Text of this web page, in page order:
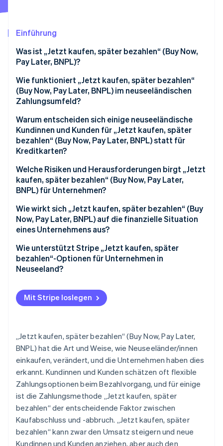
CO₂-Entnahme
Identity
Online-Identitätsprüfung
Stripe-Sessions 2026
Erfahren Sie, wie Stripe Lösungen für die
Einführung
Was ist „Jetzt kaufen, später bezahlen“ (Buy Now,
Pay Later, BNPL)?
Unterschiede zwischen „Jetzt kaufen, später
bezahlen“ (Buy Now, Pay Later, BNPL) und
Kreditkarten
Wie funktioniert „Jetzt kaufen, später bezahlen“
(Buy Now, Pay Later, BNPL) im neuseeländischen
Zahlungsumfeld?
Wie Unternehmen „Jetzt kaufen, später bezahlen“
(Buy Now, Pay Later, BNPL) integrieren
Warum entscheiden sich einige neuseeländische
Kundinnen und Kunden für „Jetzt kaufen, später
bezahlen“ (Buy Now, Pay Later, BNPL) statt für
Kreditkarten?
Welche Risiken und Herausforderungen birgt „Jetzt
kaufen, später bezahlen“ (Buy Now, Pay Later,
BNPL) für Unternehmen?
Höhere Gebühren, geringere Margen
Häufigere, kompliziertere Rückgaben
Abhängigkeit von Drittanbietern
Unvorhersehbare Zahlungen
Wie wirkt sich „Jetzt kaufen, später bezahlen“ (Buy
Now, Pay Later, BNPL) auf die finanzielle Situation
eines Unternehmens aus?
Liquidität
Umsatzwachstum
Liquidität
Wie unterstützt Stripe „Jetzt kaufen, später
bezahlen“-Optionen für Unternehmen in
Neuseeland?
Mehrere „Jetzt kaufen, später bezahlen“-Optionen
durch eine Integration
Vereinheitlichte Berichterstattung und
Auszahlungen
Dynamisches Bezahlvorgangserlebnis
Risikomanagement und Compliance
Vorhersehbarer Abwicklungszeitpunkt
Globale Zugänglichkeit
Mit Stripe loslegen
„Jetzt kaufen, später bezahlen“ (Buy Now, Pay Later,
BNPL) hat die Art und Weise, wie Neuseeländer/innen
einkaufen, verändert, und die Unternehmen haben dies
erkannt. Kundinnen und Kunden schätzen oft flexible
Zahlungsoptionen beim Bezahlvorgang, und für einige
ist die Zahlungsmethode „Jetzt kaufen, später
bezahlen“ der entscheidende Faktor zwischen
Kaufabschluss und -abbruch. „Jetzt kaufen, später
bezahlen“ kann zwar den Umsatz steigern und neue
Kundinnen und Kunden anziehen, aber auch den